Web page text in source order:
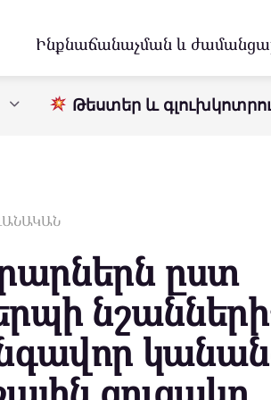
Ինքնաճանաչման և
Թեստեր և
ըստ